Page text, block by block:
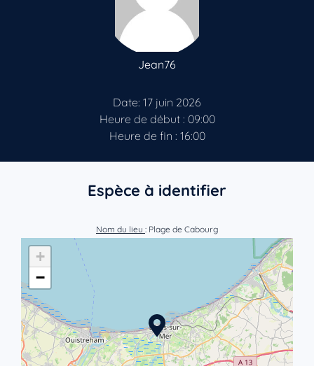
Jean76
Date: 17 juin 2026
Heure de début : 09:00
Heure de fin : 16:00
Espèce à identifier
Nom du lieu : Plage de Cabourg
+
−